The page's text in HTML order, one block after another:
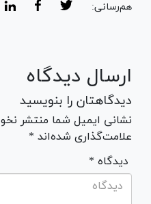
هم‌رسانی:
ارسال دیدگاه
دیدگاهتان را بنویسید
نشانی ایمیل شما منتشر
علامت‌گذاری شده‌اند *
* دیدگاه